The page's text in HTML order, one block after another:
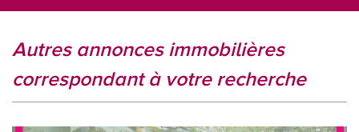
autres annonces immobilières
correspondant à votre recherche